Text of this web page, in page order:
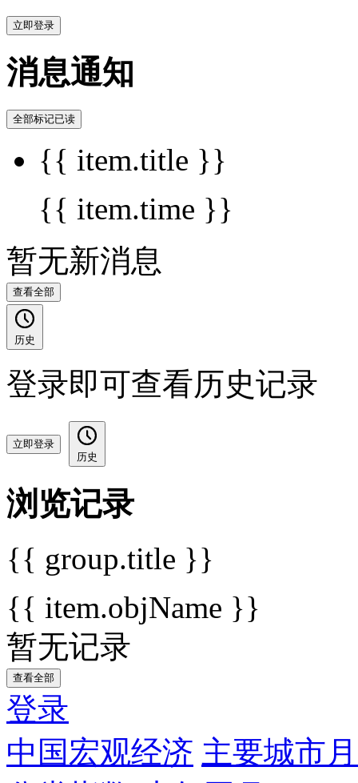
立即登录
消息通知
全部标记已读
{{ item.title }}
{{ item.time }}
暂无新消息
查看全部
历史
登录即可查看历史记录
立即登录
历史
浏览记录
{{ group.title }}
{{ item.objName }}
暂无记录
查看全部
登录
中国宏观经济 主要城市